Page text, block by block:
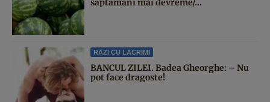
RAZI CU LACRIMI
BANCUL ZILEI. Badea Gheorghe: – Nu
pot face dragoste!